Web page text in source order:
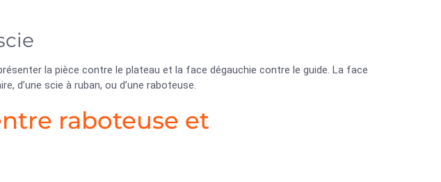
la pièce contre le plateau et la face dégauchie contre le guide. La face
d’une scie à ruban, ou d’une raboteuse.
raboteuse et